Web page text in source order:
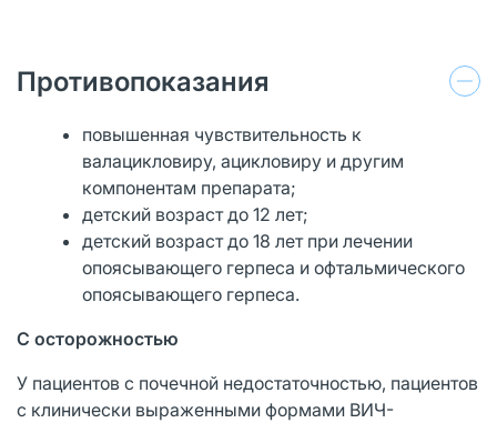
Противопоказания
повышенная чувствительность к
валацикловиру, ацикловиру и другим
компонентам препарата;
детский возраст до 12 лет;
детский возраст до 18 лет при лечении
опоясывающего герпеса и офтальмического
опоясывающего герпеса.
С осторожностью
У пациентов с почечной недостаточностью, пациентов
с клинически выраженными формами ВИЧ-